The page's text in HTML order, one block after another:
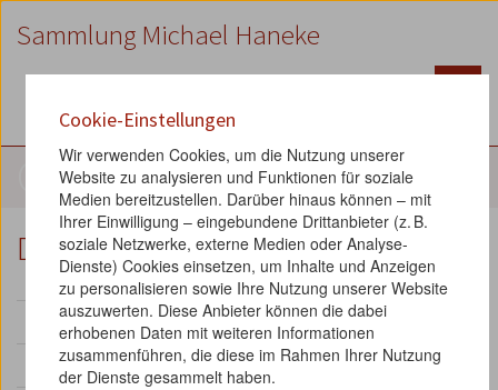
Zum
Inhalt
Zum
Hauptmenü
Zur
Suche
Sammlung Michael Haneke
English
Objekte
Drehbuch-Fragmente
Signatur:
740
Werk:
Tatort: Kesseltreiben
Cookie-Einstellungen
Wir verwenden Cookies, um die Nutzung unserer
Website zu analysieren und Funktionen für soziale
Medien bereitzustellen. Darüber hinaus können – mit
Ihrer Einwilligung – eingebundene Drittanbieter (z. B.
soziale Netzwerke, externe Medien oder Analyse-
Dienste) Cookies einsetzen, um Inhalte und Anzeigen
zu personalisieren sowie Ihre Nutzung unserer Website
auszuwerten. Diese Anbieter können die dabei
erhobenen Daten mit weiteren Informationen
zusammenführen, die diese im Rahmen Ihrer Nutzung
der Dienste gesammelt haben.